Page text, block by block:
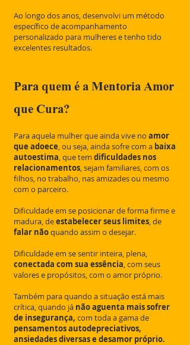
Ao longo dos anos, desenvolvi um método
específico de acompanhamento
personalizado para mulheres e tenho tido
excelentes resultados.
Para quem é a Mentoria Amor
que Cura?
Para aquela mulher que ainda vive no amor
que adoece, ou seja, ainda sofre com a baixa
autoestima, que tem dificuldades nos
relacionamentos, sejam familiares, com os
filhos, no trabalho, nas amizades ou mesmo
com o parceiro.
Dificuldade em se posicionar de forma firme e
madura, deestabelecer seus limites, de
falar nãoquando assim o desejar.
Dificuldade em se sentir inteira, plena,
conectada com sua essência, com seus
valores e propósitos, com o amor próprio.
Também para quando a situação está mais
crítica, quando já não aguenta mais sofrer
de insegurança, com toda a gama de
pensamentos autodepreciativos,
ansiedades diversas e desamor próprio.